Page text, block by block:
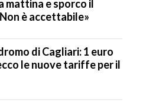
mattina e sporco il
è accettabile»
di Cagliari: 1 euro
le nuove tariffe per il